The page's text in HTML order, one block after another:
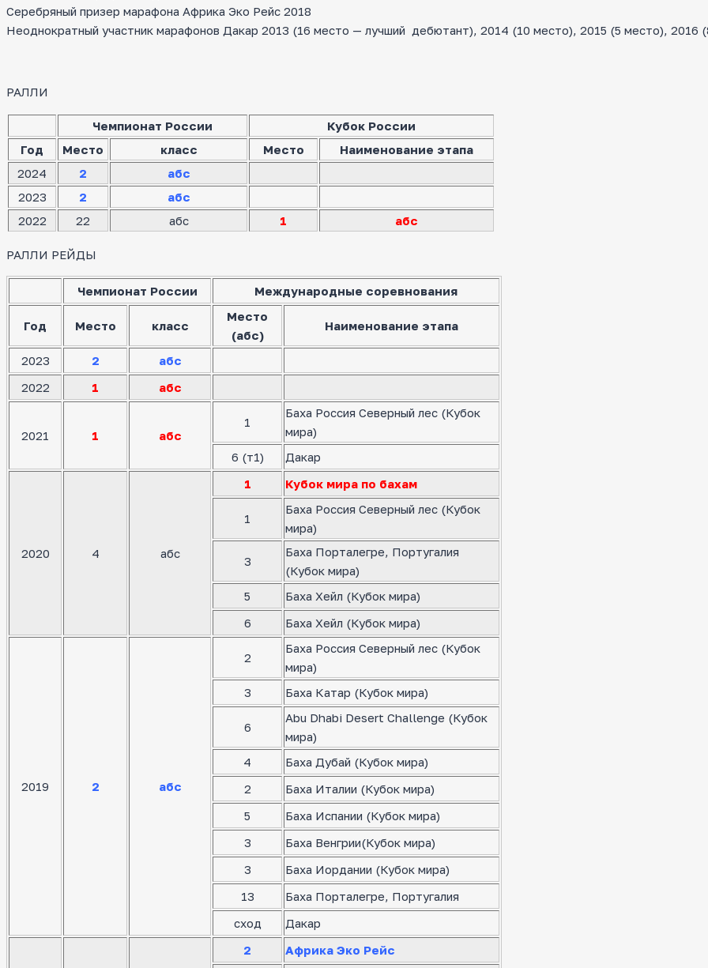
Серебряный призер марафона Африка Эко Рейс 2018
Неоднократный участник марафонов Дакар 2013 (16 место — лучший дебютант), 2014 (10 место), 2015 (5 место), 2016
РАЛЛИ
Чемпионат России
Кубок России
Год
Место класс Место
Наименование этапа
2024
2
абс
2023
2
абс
2022
22 абс 1 абс
РАЛЛИ РЕЙДЫ
Чемпионат России Международные соревнования
Год Место класс
Место
(абс)
Наименование этапа
2023 2
абс
2022
1 абс
2021 1 абс
1
Баха Россия Северный лес (Кубок
мира)
6 (т1)
Дакар
2020 4 абс
1 Кубок мира по бахам
1
Баха Россия Северный лес (Кубок
мира)
3
Баха Порталегре, Португалия
(Кубок мира)
5
Баха Хейл (Кубок мира)
6
Баха Хейл (Кубок мира)
2019 2 абс
2
Баха Россия Северный лес (Кубок
мира)
3
Баха Катар (Кубок мира)
6
Abu Dhabi Desert Challenge (Кубок
мира)
4
Баха Дубай (Кубок мира)
2
Баха Италии (Кубок мира)
5
Баха Испании (Кубок мира)
3
Баха Венгрии(Кубок мира)
3
Баха Иордании (Кубок мира)
13
Баха Порталегре, Португалия
сход
Дакар
2 Африка Эко Рейс